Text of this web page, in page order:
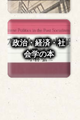
政治・経済・社
会学の本